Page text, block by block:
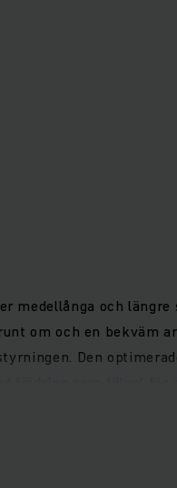
medellånga och
om och en bekväm
Den